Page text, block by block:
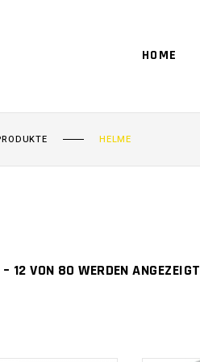
HOME
HELME
– 12 VON 80 WERDEN ANGEZEIGT